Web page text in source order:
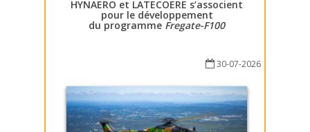
HYNAERO et LATECOERE s’associent
pour le développement
du programme Fregate-F100
30-07-2026